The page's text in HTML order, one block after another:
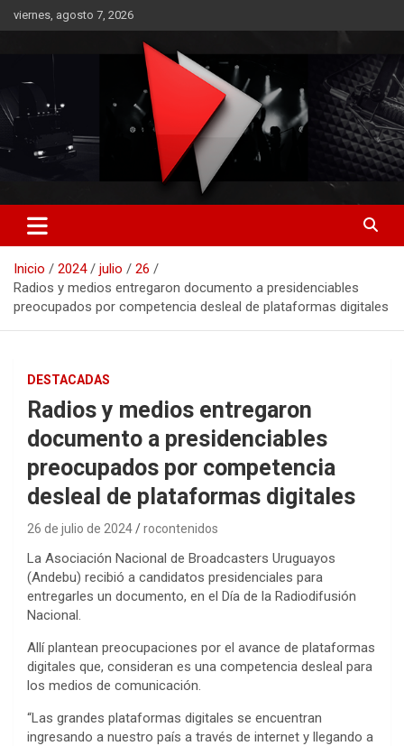
Saltar
al
viernes, agosto 7, 2026
RO CONTENIDOS
Inicio 2024 julio
26
Radios y medios entregaron documento a presidenciables
preocupados por competencia desleal de plataformas digitales
DESTACADAS
Radios y medios entregaron
documento a presidenciables
preocupados por competencia
desleal de plataformas digitales
26 de julio de 2024 rocontenidos
La Asociación Nacional de Broadcasters Uruguayos
(Andebu) recibió a candidatos presidenciales para
entregarles un documento, en el Día de la Radiodifusión
Nacional.
Allí plantean preocupaciones por el avance de plataformas
digitales que, consideran es una competencia desleal para
los medios de comunicación.
“Las grandes plataformas digitales se encuentran
ingresando a nuestro país a través de internet y llegando a